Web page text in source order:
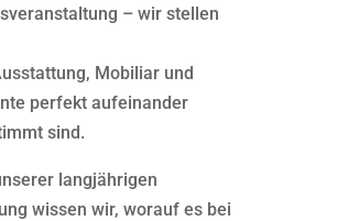
– wir stellen
Mobiliar und
perfekt aufeinander
sind.
langjährigen
wissen wir, worauf es bei